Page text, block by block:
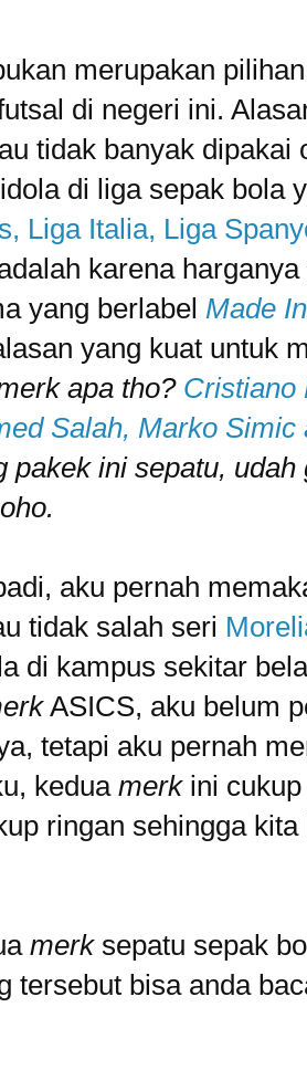
merupakan
di negeri ini.
tidak banyak dipakai
di liga sepak bola
Liga Italia, Liga
karena
yang berlabel Made
yang kuat untuk
apa tho? Cristiano
Salah, Marko Simic
pakek ini sepatu, udah
aku pernah
tidak salah seri
di kampus sekitar
ASICS, aku belum
tetapi aku pernah
kedua merkini cukup
ringan sehingga kita
merksepatu sepak
tersebut bisa anda